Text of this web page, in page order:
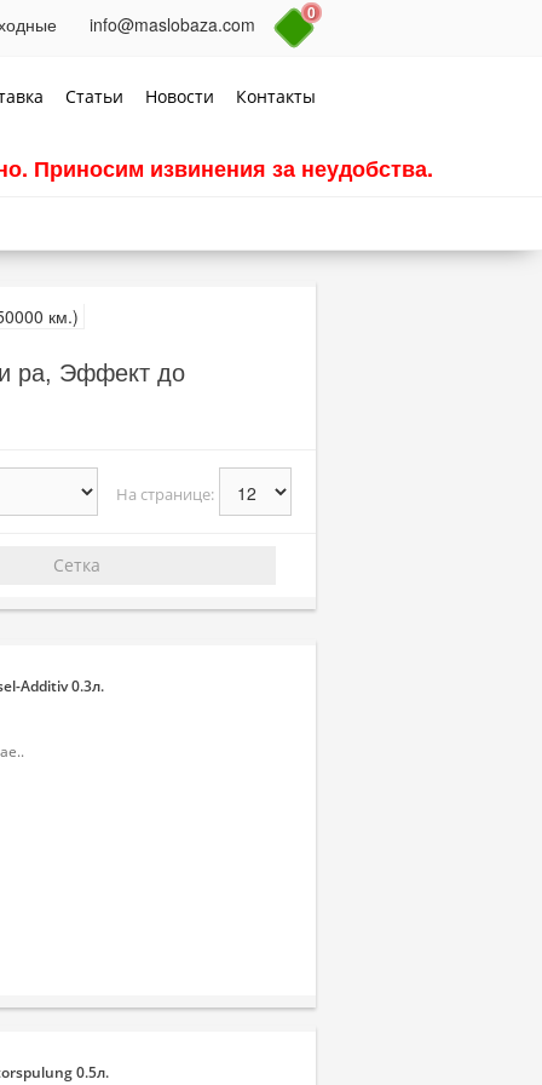
info@maslobaza.com 0
Статьи Новости Контакты
Приносим извинения за неудобства.
ра, Эффект до
На странице:
Сетка
Additiv 0.3л.
0.5л.